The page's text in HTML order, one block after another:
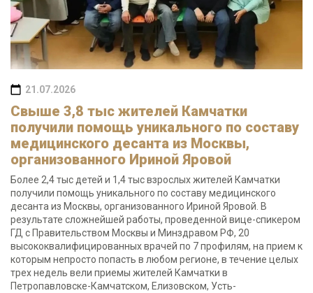
21.07.2026
Свыше 3,8 тыс жителей Камчатки
получили помощь уникального по составу
медицинского десанта из Москвы,
организованного Ириной Яровой
Более 2,4 тыс детей и 1,4 тыс взрослых жителей Камчатки
получили помощь уникального по составу медицинского
десанта из Москвы, организованного Ириной Яровой. В
результате сложнейшей работы, проведенной вице-спикером
ГД с Правительством Москвы и Минздравом РФ, 20
высококвалифицированных врачей по 7 профилям, на прием к
которым непросто попасть в любом регионе, в течение целых
трех недель вели приемы жителей Камчатки в
Петропавловске-Камчатском, Елизовском, Усть-